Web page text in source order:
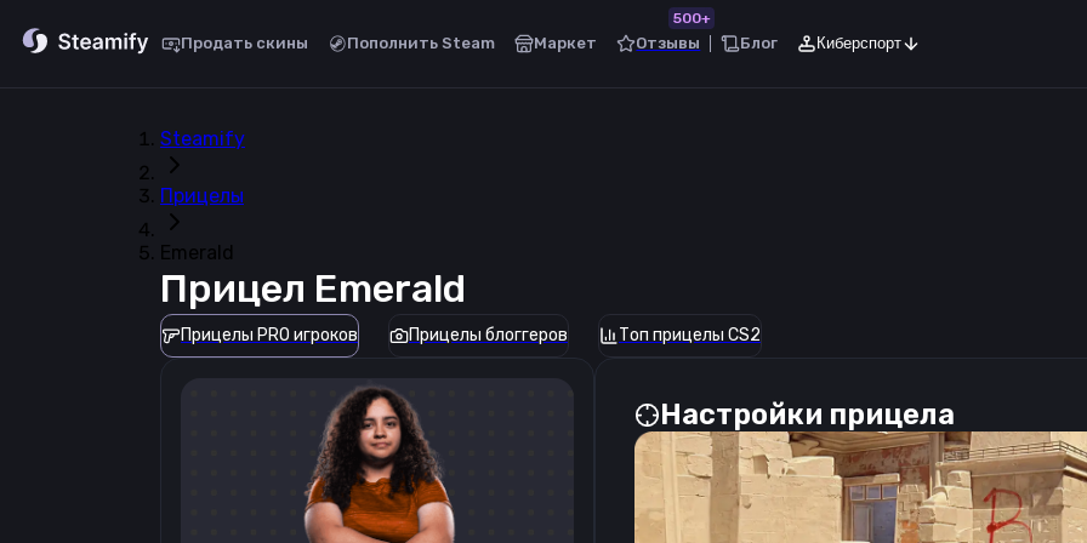
Продать скины Пополнить Steam Маркет Отзывы
500+
Блог Киберспорт
Steamify
Прицелы
Emerald
Прицел Emerald
Прицелы PRO игроков Прицелы блоггеров Топ прицелы CS2
Настройки прицела